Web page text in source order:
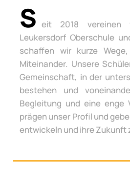
S eit 2018 vereinen
Leukersdorf Oberschule
schaffen wir kurze
Miteinander. Unsere
Gemeinschaft, in der
bestehen und
Begleitung und eine enge
prägen unser Profil und
entwickeln und ihre Zukunft